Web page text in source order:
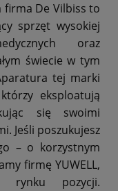
firma De Vilbiss to
sprzęt wysokiej
oraz
świecie w tym
tej marki
eksploatują
się swoimi
Jeśli poszukujesz
– o korzystnym
firmę YUWELL,
pozycji.